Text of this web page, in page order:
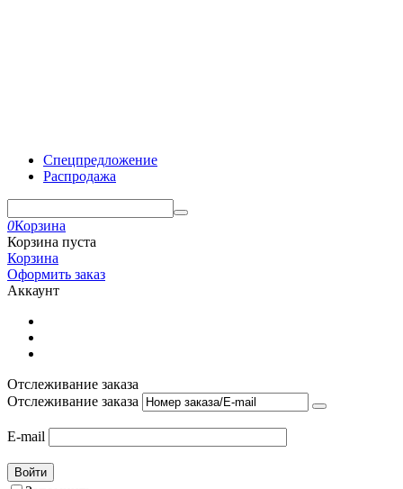
Спецпредложение
Распродажа
0Корзина
Корзина пуста
Корзина
Оформить заказ
Аккаунт
Отслеживание заказа
Отслеживание заказа
E-mail
Войти